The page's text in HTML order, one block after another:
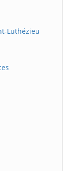
Luthézieu